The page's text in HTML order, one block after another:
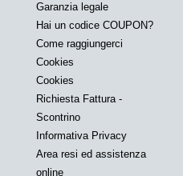
Garanzia legale
Hai un codice COUPON?
Come raggiungerci
Cookies
Cookies
Richiesta Fattura -
Scontrino
Informativa Privacy
Area resi ed assistenza
online